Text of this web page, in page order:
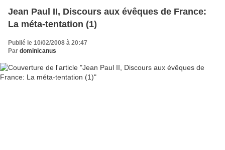
Jean Paul II, Discours aux évêques de France:
La méta-tentation (1)
Publié le 10/02/2008 à 20:47
Par dominicanus